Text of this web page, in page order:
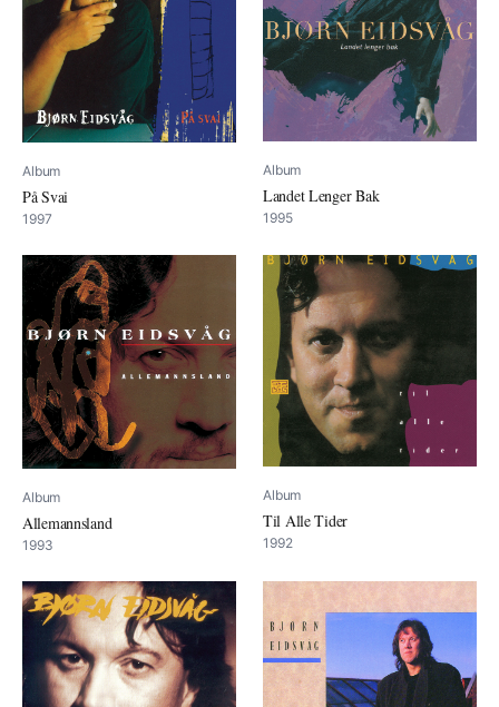
Album
På Svai
1997
Album
Landet Lenger Bak
1995
Album
Allemannsland
1993
Album
Til Alle Tider
1992